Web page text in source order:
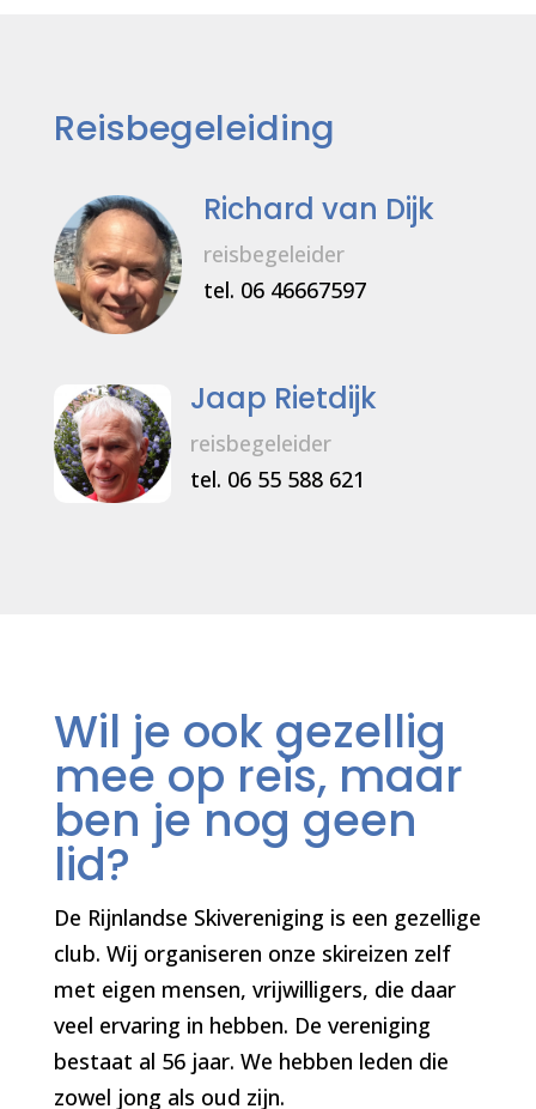
Reisbegeleiding
Richard van Dijk
reisbegeleider
tel. 06 46667597
Jaap Rietdijk
reisbegeleider
tel. 06 55 588 621
Wil je ook gezellig
mee op reis, maar
ben je nog geen
lid?
De Rijnlandse Skivereniging is een gezellige
club. Wij organiseren onze skireizen zelf
met eigen mensen, vrijwilligers, die daar
veel ervaring in hebben. De vereniging
bestaat al 56 jaar. We hebben leden die
zowel jong als oud zijn.